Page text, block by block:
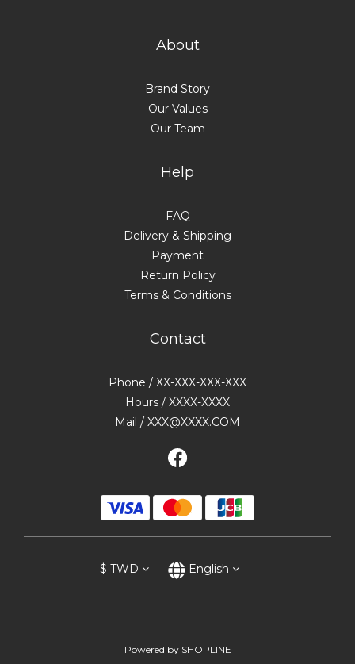
About
Brand Story
Our Values
Our Team
Help
FAQ
Delivery & Shipping
Payment
Return Policy
Terms & Conditions
Contact
Phone / XX-XXX-XXX-XXX
Hours / XXXX-XXXX
Mail / XXX@XXXX.COM
$ TWD English
Powered by SHOPLINE